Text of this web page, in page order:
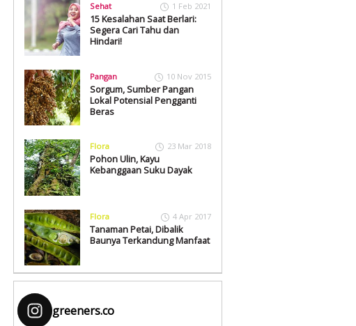
Sehat 1 Feb 2021
15 Kesalahan Saat Berlari:
Segera Cari Tahu dan
Hindari!
Pangan 10 Nov 2015
Sorgum, Sumber Pangan
Lokal Potensial Pengganti
Beras
Flora 23 Mar 2018
Pohon Ulin, Kayu
Kebanggaan Suku Dayak
Flora 4 Apr 2017
Tanaman Petai, Dibalik
Baunya Terkandung Manfaat
greeners.co